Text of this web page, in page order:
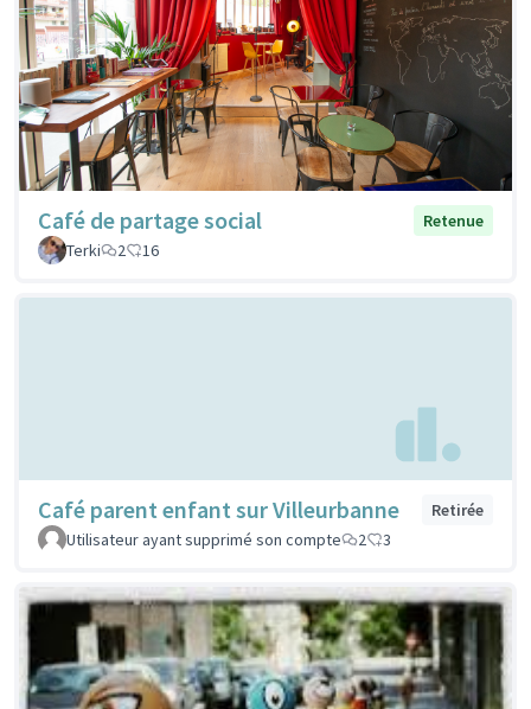
Café de partage social
Retenue
Terki
2 16
Café parent enfant sur Villeurbanne
Retirée
Utilisateur ayant supprimé son compte
2 3